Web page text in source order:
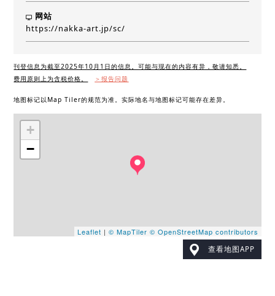
网站
https://nakka-art.jp/sc/
刊登信息为截至2025年10月1日的信息。可能与现在的内容有异，敬请知悉。
费用原则上为含税价格。
＞报告问题
地图标记以Map Tiler的规范为准。实际地名与地图标记可能存在差异。
+
−
Leaflet | © MapTiler © OpenStreetMap contributors
查看地图APP